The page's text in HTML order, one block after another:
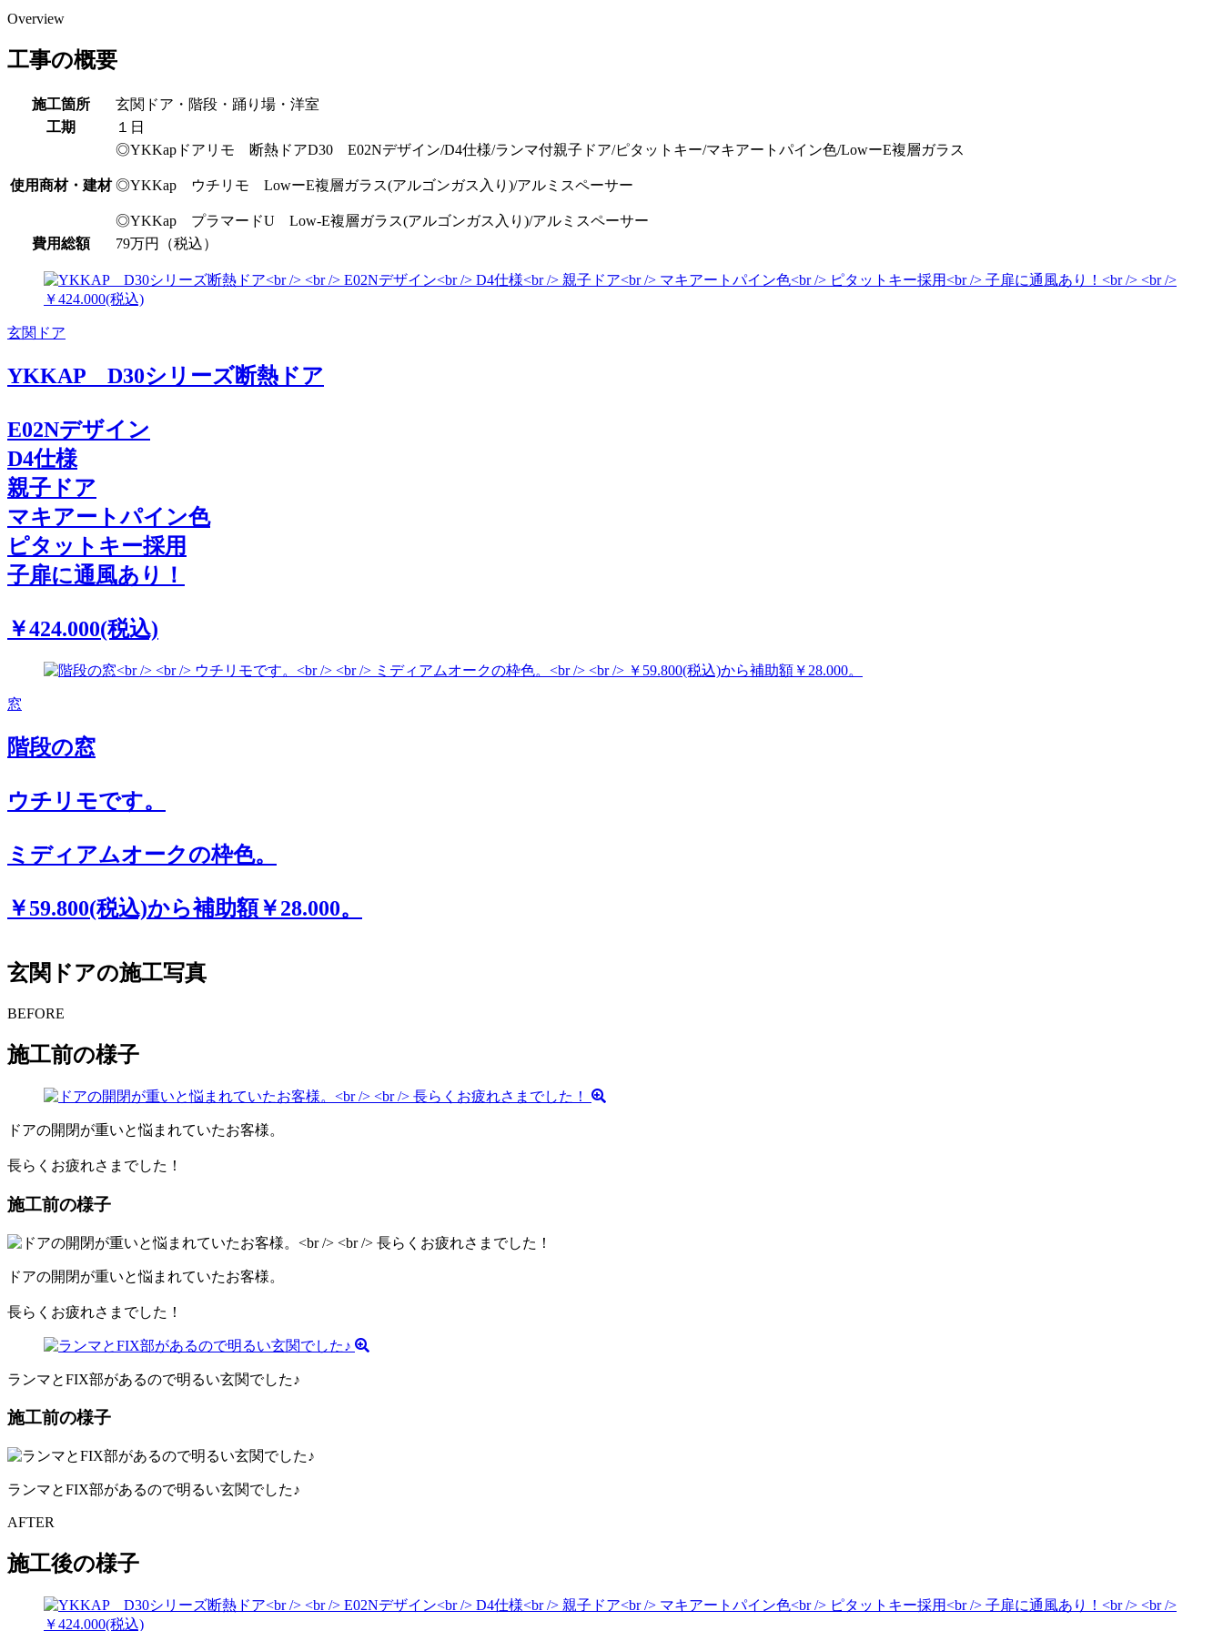
Overview
工事の概要
施工箇所
玄関ドア・階段・踊り場・洋室
工期
１日
使用商材・建材
◎YKKapドアリモ 断熱ドアD30 E02Nデザイン/D4仕様/ランマ付親子ドア/ピタットキー/マキアートパイン色/LowーE複層ガラス
◎YKKap ウチリモ LowーE複層ガラス(アルゴンガス入り)/アルミスペーサー
◎YKKap プラマードU Low-E複層ガラス(アルゴンガス入り)/アルミスペーサー
費用総額
79万円（税込）
玄関ドア
YKKAP D30シリーズ断熱ドア
E02Nデザイン
D4仕様
親子ドア
マキアートパイン色
ピタットキー採用
子扉に通風あり！
￥424.000(税込)
窓
階段の窓
ウチリモです。
ミディアムオークの枠色。
￥59.800(税込)から補助額￥28.000。
玄関ドアの施工写真
BEFORE
施工前の様子
ドアの開閉が重いと悩まれていたお客様。
長らくお疲れさまでした！
施工前の様子
ドアの開閉が重いと悩まれていたお客様。
長らくお疲れさまでした！
ランマとFIX部があるので明るい玄関でした♪
施工前の様子
ランマとFIX部があるので明るい玄関でした♪
AFTER
施工後の様子